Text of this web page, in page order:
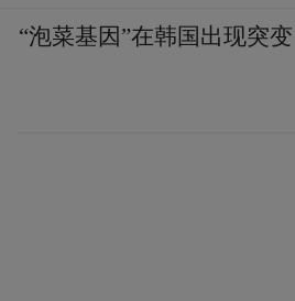
“泡菜基因”在韩国出现突变